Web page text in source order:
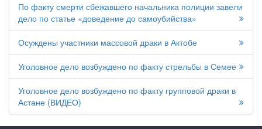
По факту смерти сбежавшего начальника полиции завели
дело по статье «доведение до самоубийства»
Осуждены участники массовой драки в Актобе
Уголовное дело возбуждено по факту стрельбы в Семее
Уголовное дело возбуждено по факту групповой драки в
Астане (ВИДЕО)